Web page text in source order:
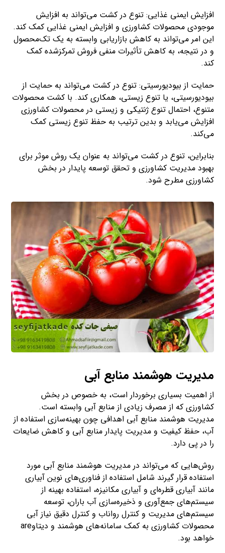
افزایش ایمنی غذایی: تنوع در کشت می‌تواند به افزایش
موجودی محصولات کشاورزی و افزایش ایمنی غذایی کمک کند.
این امر می‌تواند به کاهش بازاریابی وابسته به یک تک‌محصول
و در نتیجه، به کاهش تأثیرات منفی فروش تمرکزشده کمک
کند.
حمایت از بیودیورسیتی: تنوع در کشت می‌تواند به حمایت از
بیودیورسیتی، یا تنوع زیستی، همکاری کند. با کشت محصولات
متنوع، احتمال تنوع ژنتیکی و زیستی در محصولات کشاورزی
افزایش می‌یابد و بدین ترتیب به حفظ تنوع زیستی کمک
می‌کند.
بنابراین، تنوع در کشت می‌تواند به عنوان یک روش موثر برای
بهبود مدیریت کشاورزی و تحقق توسعه پایدار در بخش
کشاورزی مطرح شود.
مدیریت هوشمند منابع آبی
از اهمیت بسیاری برخوردار است، به خصوص در بخش
کشاورزی که از مصرف زیادی از منابع آبی وابسته است.
مدیریت هوشمند منابع آبی اهدافی چون بهینه‌سازی استفاده از
آب، حفظ کیفیت و مدیریت پایدار منابع آبی و کاهش ضایعات
را در پی دارد.
روش‌هایی که می‌تواند در مدیریت هوشمند منابع آبی مورد
استفاده قرار گیرند شامل استفاده از فناوری‌های نوین آبیاری
مانند آبیاری قطره‌ای و آبیاری مکانیزه، استفاده بهینه از
سیستم‌های جمع‌آوری و ذخیره‌سازی آب باران، توسعه
سیستم‌های مدیریت و کنترل رواناب و کنترل دقیق نیاز آبی
محصولات کشاورزی به کمک سامانه‌های هوشمند و دیتاوare
خواهد بود.